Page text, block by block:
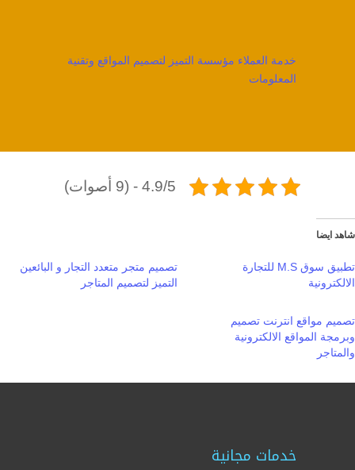
خدمة العملاء مؤسسة التميز لتصميم المواقع وتقنية
المعلومات
4.9/5 - (9 أصوات)
شاهد ايضا
تطبيق سوق M.S للتجارة
الالكترونية
تصميم متجر متعدد التجار و البائعين
التميز لتصميم المتاجر
تصميم مواقع انترنت تصميم
وبرمجة المواقع الالكترونية
والمتاجر
خدمات مجانية